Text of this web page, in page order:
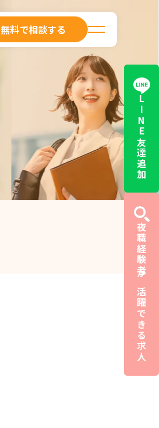
無料で相談する
LINE友達追加
夜職経験者が活躍できる求人